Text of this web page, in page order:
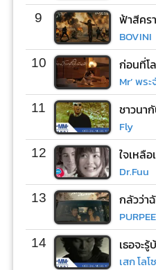
9 ฟ้าสีคร
BOVINI
10
Mr’ พร
11 ชาวนา
Fly
12 ใจเหลื
Dr.Fuu
13 กลัวว่า
14 เธอจะรู้
เสก โลโซ